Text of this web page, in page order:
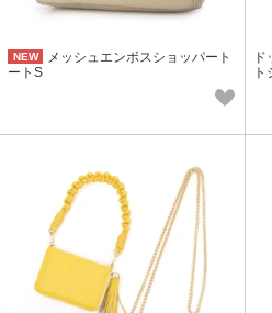
NEW
メッシュエンボスショッパート
ートS